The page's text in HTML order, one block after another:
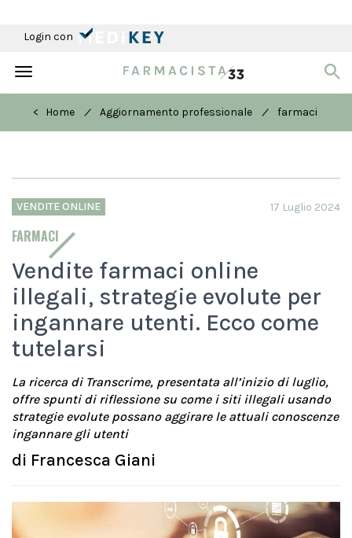
Login con
Toggle
< Home
/ Aggiornamento professionale / farmaci
VENDITE ONLINE
FARMACI
17 Luglio 2024
Vendite farmaci online
illegali, strategie evolute per
ingannare utenti. Ecco come
tutelarsi
La ricerca di Transcrime, presentata all’inizio di luglio,
offre spunti di riflessione su come i siti illegali usando
strategie evolute possano aggirare le attuali conoscenze
ingannare gli utenti
di Francesca Giani